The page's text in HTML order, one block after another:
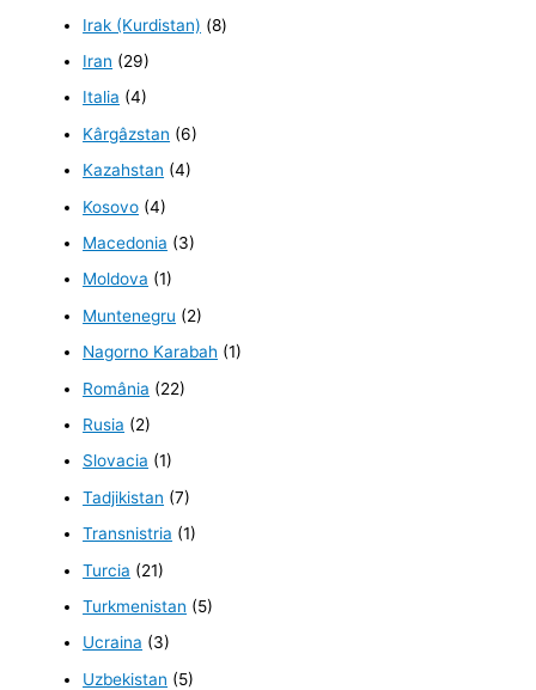
Irak (Kurdistan) (8)
Iran (29)
Italia (4)
Kârgâzstan (6)
Kazahstan (4)
Kosovo (4)
Macedonia (3)
Moldova (1)
Muntenegru (2)
Nagorno Karabah (1)
România (22)
Rusia (2)
Slovacia (1)
Tadjikistan (7)
Transnistria (1)
Turcia (21)
Turkmenistan (5)
Ucraina (3)
Uzbekistan (5)